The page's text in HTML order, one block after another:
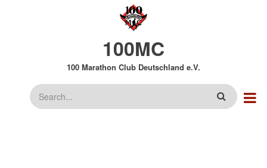
100MC
100 Marathon Club Deutschland e.V.
Suche